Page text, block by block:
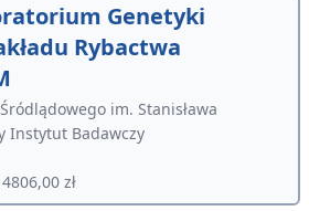
Genetyki
Rybactwa
im. Stanisława
Instytut Badawczy
zł